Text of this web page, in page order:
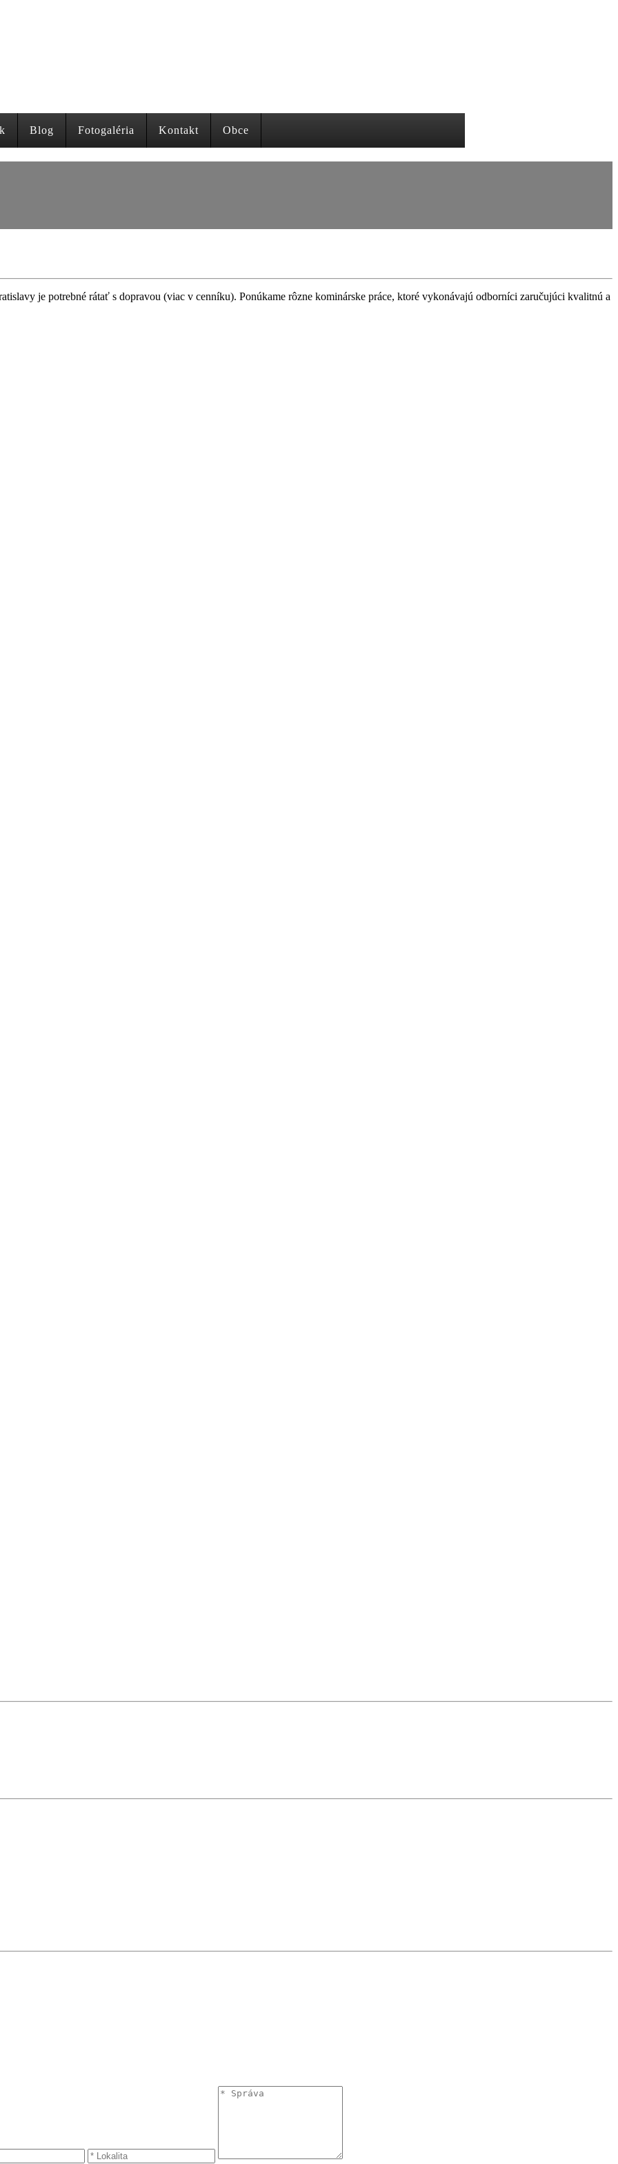
Blog Fotogaléria Kontakt Obce
je potrebné rátať s dopravou (viac v cenníku). Ponúkame rôzne kominárske práce, ktoré vykonávajú odborníci zaručujúci kvalitnú a